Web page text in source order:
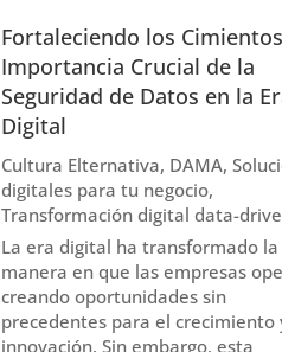
Fortaleciendo los
Importancia Crucial de la
Seguridad de Datos en la
Digital
Cultura Elternativa, DAMA,
digitales para tu negocio,
Transformación digital data-
La era digital ha transformado la
manera en que las empresas
creando oportunidades sin
precedentes para el crecimiento
innovación. Sin embargo, esta